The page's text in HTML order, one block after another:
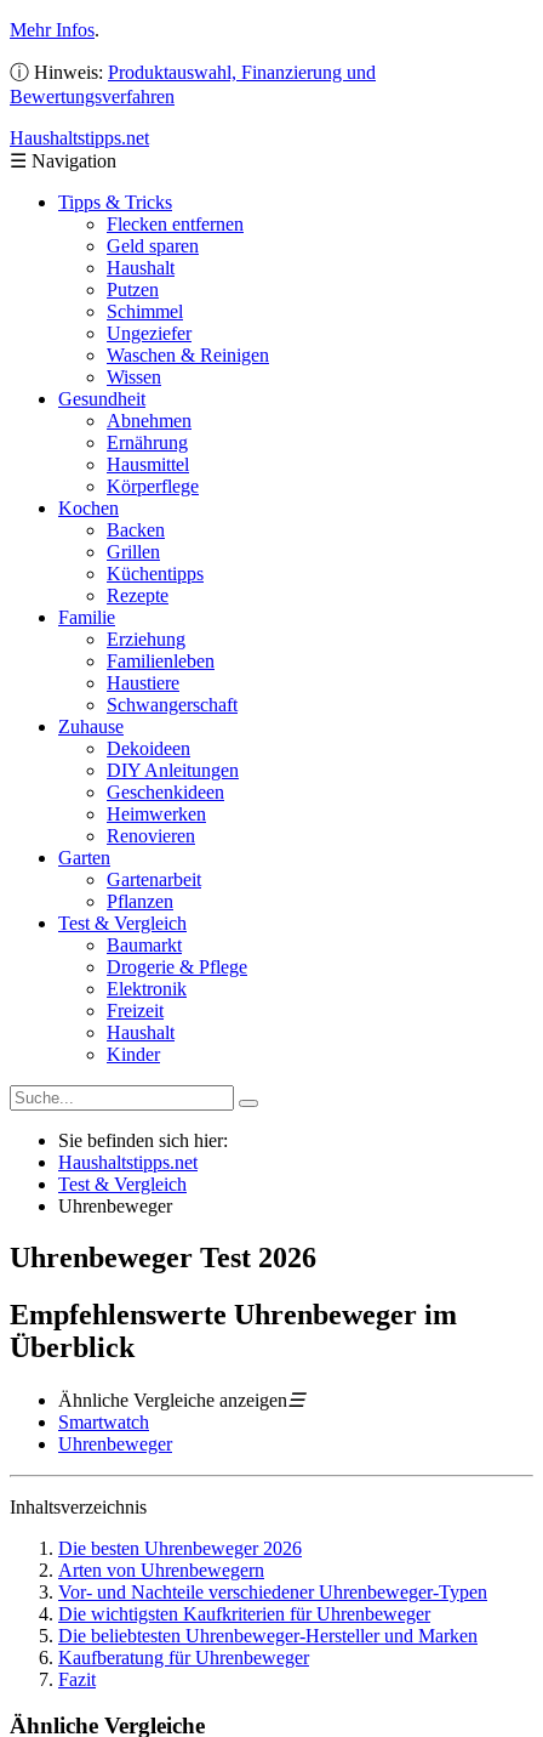
Mehr Infos.
ⓘ Hinweis: Produktauswahl, Finanzierung und
Bewertungsverfahren
Haushaltstipps.net
☰ Navigation
Tipps & Tricks
Flecken entfernen
Geld sparen
Haushalt
Putzen
Schimmel
Ungeziefer
Waschen & Reinigen
Wissen
Gesundheit
Abnehmen
Ernährung
Hausmittel
Körperflege
Kochen
Backen
Grillen
Küchentipps
Rezepte
Familie
Erziehung
Familienleben
Haustiere
Schwangerschaft
Zuhause
Dekoideen
DIY Anleitungen
Geschenkideen
Heimwerken
Renovieren
Garten
Gartenarbeit
Pflanzen
Test & Vergleich
Baumarkt
Drogerie & Pflege
Elektronik
Freizeit
Haushalt
Kinder
Sie befinden sich hier:
Haushaltstipps.net
Test & Vergleich
Uhrenbeweger
Uhrenbeweger Test 2026
Empfehlenswerte Uhrenbeweger im
Überblick
Ähnliche Vergleiche anzeigen☰
Smartwatch
Uhrenbeweger
Inhaltsverzeichnis
Die besten Uhrenbeweger 2026
Arten von Uhrenbewegern
Vor- und Nachteile verschiedener Uhrenbeweger-Typen
Die wichtigsten Kaufkriterien für Uhrenbeweger
Die beliebtesten Uhrenbeweger-Hersteller und Marken
Kaufberatung für Uhrenbeweger
Fazit
Ähnliche Vergleiche